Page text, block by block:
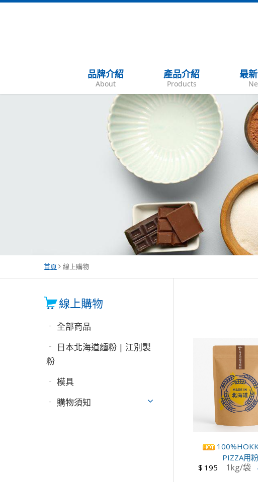
品牌介紹 產品介紹 最
首頁 線上購物
全部商品
日本北海道麵粉 | 江別製
粉
模具
購物須知
PIZZA用粉
$ 195 1kg/袋